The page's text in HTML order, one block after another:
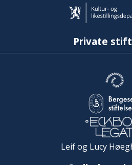
Private
Leif og Lucy